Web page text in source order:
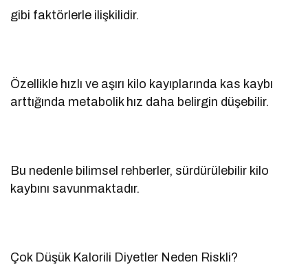
gibi faktörlerle ilişkilidir.
Özellikle hızlı ve aşırı kilo kayıplarında kas kaybı
arttığında metabolik hız daha belirgin düşebilir.
Bu nedenle bilimsel rehberler, sürdürülebilir kilo
kaybını savunmaktadır.
Çok Düşük Kalorili Diyetler Neden Riskli?